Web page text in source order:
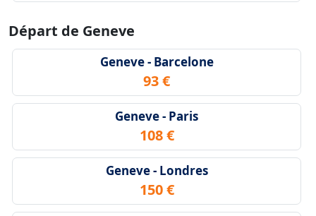
Départ de Geneve
Geneve - Barcelone
93 €
Geneve - Paris
108 €
Geneve - Londres
150 €